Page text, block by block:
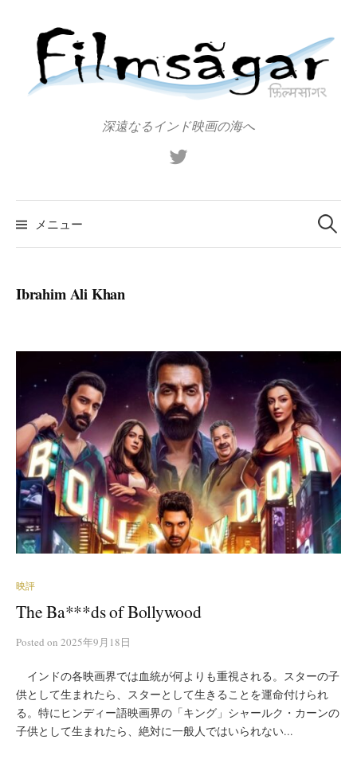
プ
深遠なるインド映画の海へ
メニュー
検
索:
Ibrahim Ali Khan
映評
The Ba***ds of Bollywood
Posted on 2025年9月18日
インドの各映画界では血統が何よりも重視される。スターの子
供として生まれたら、スターとして生きることを運命付けられ
る。特にヒンディー語映画界の「キング」シャールク・カーンの
子供として生まれたら、絶対に一般人ではいられない...